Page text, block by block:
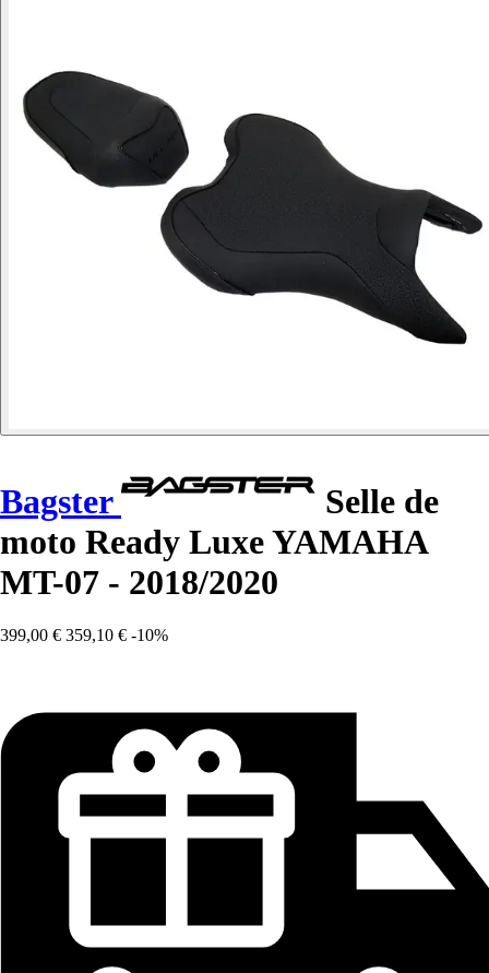
Bagster
Selle de
moto Ready Luxe YAMAHA
MT-07 - 2018/2020
399,00 € 359,10 € -10%